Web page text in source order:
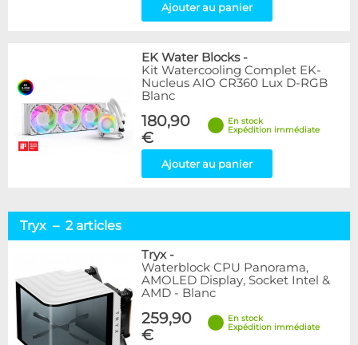
Ajouter au panier
EK Water Blocks-
Kit Watercooling Complet EK-
Nucleus AIO CR360 Lux D-RGB
Blanc
180,90
€
En stock
Expédition immédiate
Ajouter au panier
Tryx – 2 articles
Tryx-
Waterblock CPU Panorama,
AMOLED Display, Socket Intel &
AMD - Blanc
259,90
€
En stock
Expédition immédiate